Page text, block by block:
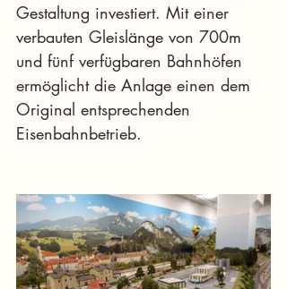
Gestaltung investiert. Mit einer
verbauten Gleislänge von 700m
und fünf verfügbaren Bahnhöfen
ermöglicht die Anlage einen dem
Original entsprechenden
Eisenbahnbetrieb.